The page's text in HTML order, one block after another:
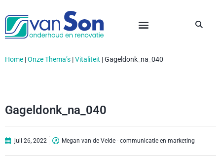
Home |Onze Thema’s |Vitaliteit |Gageldonk_na_040
Gageldonk_na_040
juli 26, 2022 Megan van de Velde - communicatie en marketing